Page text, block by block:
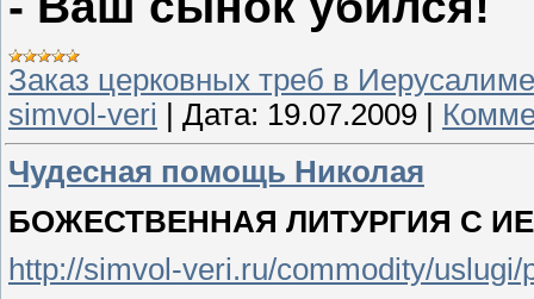
Заказ церковных треб в Иерусалиме
simvol-veri
Дата: 19.07.2009
Чудесная помощь Николая
БОЖЕСТВЕННАЯ ЛИТУРГИЯ С
http://simvol-veri.ru/commodity/uslugi/